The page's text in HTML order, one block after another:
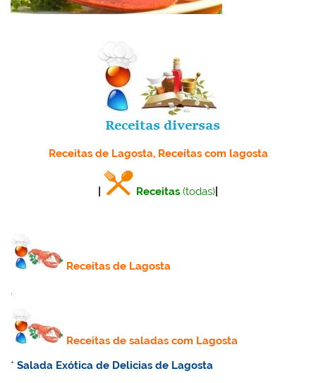
Receitas de Lagosta, Receitas com lagosta
Receitas (todas)
Receitas de Lagosta
.
Receitas de saladas com Lagosta
*Salada Exótica de Delicias de Lagosta